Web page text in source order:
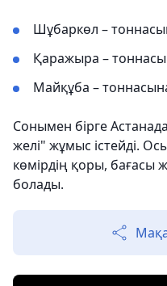
Шұбаркөл –
Қаражыра –
Майқұба –
Сонымен бірге
желі" жұмыс істейді.
көмірдің қоры, бағасы
болады.